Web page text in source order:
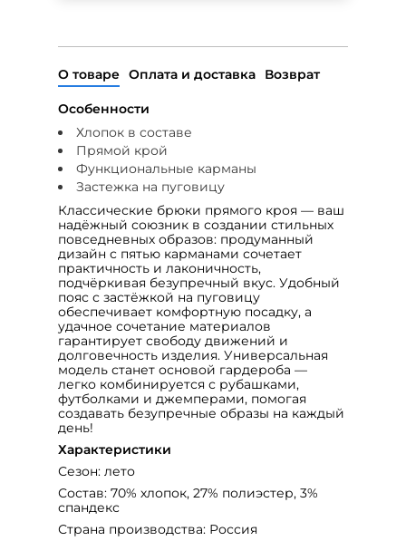
О товаре Оплата и доставка Возврат
Особенности
Хлопок в составе
Прямой крой
Функциональные карманы
Застежка на пуговицу
Классические брюки прямого кроя — ваш
надёжный союзник в создании стильных
повседневных образов: продуманный
дизайн с пятью карманами сочетает
практичность и лаконичность,
подчёркивая безупречный вкус. Удобный
пояс с застёжкой на пуговицу
обеспечивает комфортную посадку, а
удачное сочетание материалов
гарантирует свободу движений и
долговечность изделия. Универсальная
модель станет основой гардероба —
легко комбинируется с рубашками,
футболками и джемперами, помогая
создавать безупречные образы на каждый
день!
Характеристики
Сезон: лето
Состав: 70% хлопок, 27% полиэстер, 3%
спандекс
Страна производства: Россия